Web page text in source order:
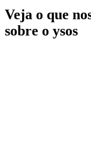
Veja o que
sobre o ysos